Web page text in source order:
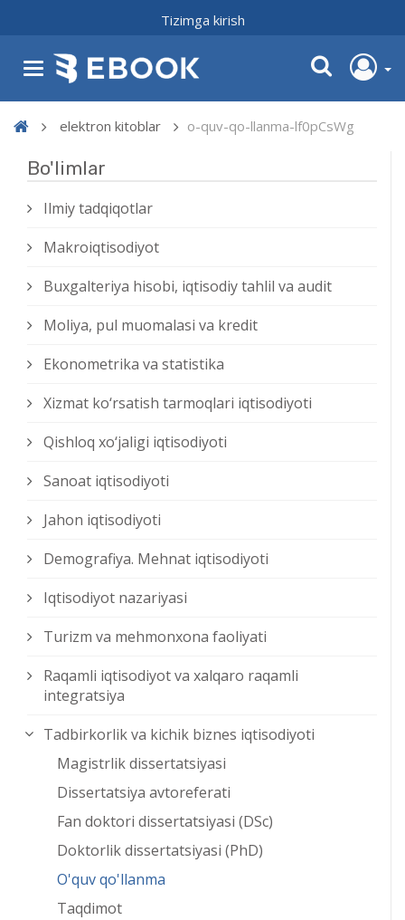
Tizimga kirish
elektron kitoblar o-quv-qo-llanma-lf0pCsWg
Bo'limlar
Ilmiy tadqiqotlar
Makroiqtisodiyot
Buxgalteriya hisobi, iqtisodiy tahlil va audit
Moliya, pul muomalasi va kredit
Ekonometrika va statistika
Xizmat kо‘rsatish tarmoqlari iqtisodiyoti
Qishloq xо‘jaligi iqtisodiyoti
Sanoat iqtisodiyoti
Jahon iqtisodiyoti
Demografiya. Mehnat iqtisodiyoti
Iqtisodiyot nazariyasi
Turizm va mehmonxona faoliyati
Raqamli iqtisodiyot va xalqaro raqamli
integratsiya
Tadbirkorlik va kichik biznes iqtisodiyoti
Magistrlik dissertatsiyasi
Dissertatsiya avtoreferati
Fan doktori dissertatsiyasi (DSc)
Doktorlik dissertatsiyasi (PhD)
O'quv qo'llanma
Taqdimot